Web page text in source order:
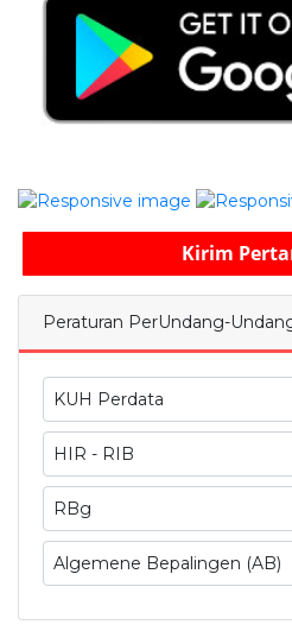
Kirim
Peraturan PerUndang-
KUH Perdata
HIR - RIB
RBg
Algemene Bepalingen (AB)